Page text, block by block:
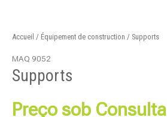
Accueil / Équipement de construction / Supports
MAQ 9052
Supports
Preço sob Consulta